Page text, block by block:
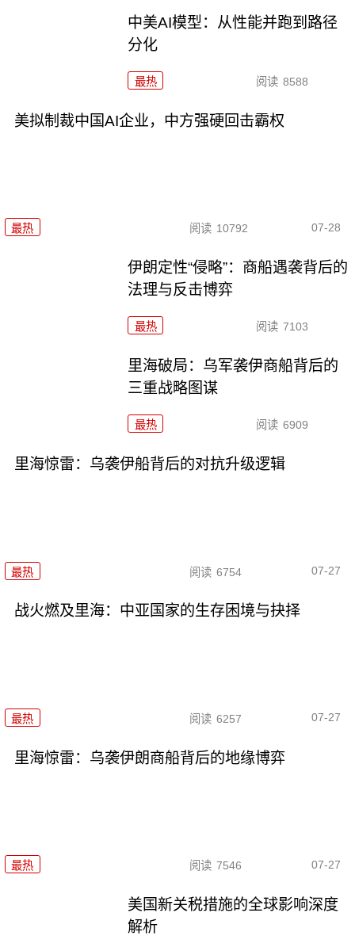
中美AI模型：从性能并跑到路径
分化
最热 阅读 8588
美拟制裁中国AI企业，中方强硬回击霸权
最热 阅读 10792 07-28
伊朗定性“侵略”：商船遇袭背后的
法理与反击博弈
最热 阅读 7103
里海破局：乌军袭伊商船背后的
三重战略图谋
最热 阅读 6909
里海惊雷：乌袭伊船背后的对抗升级逻辑
最热 阅读 6754 07-27
战火燃及里海：中亚国家的生存困境与抉择
最热 阅读 6257 07-27
里海惊雷：乌袭伊朗商船背后的地缘博弈
最热 阅读 7546 07-27
美国新关税措施的全球影响深度
解析